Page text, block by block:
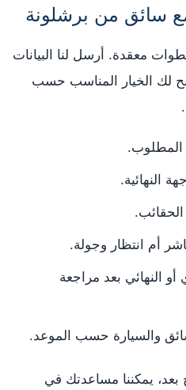
سائق من برشلونة
معقدة. أرسل لنا البيانات
لك الخيار المناسب حسب
المطلوب.
النهائية.
أم انتظار وجولة.
النهائي بعد مراجعة
والسيارة حسب الموعد.
بعد، يمكننا مساعدتك في